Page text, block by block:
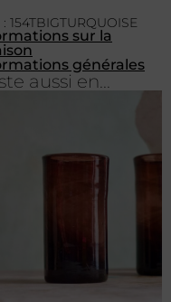
: 154TBIGTURQUOISE
sur la
générales
aussi en...